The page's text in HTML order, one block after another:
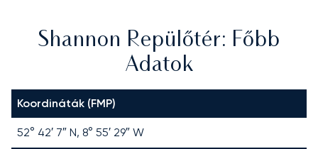
Shannon Repülőtér: Főbb
Adatok
Koordináták (FMP)
52° 42′ 7″ N, 8° 55′ 29″ W